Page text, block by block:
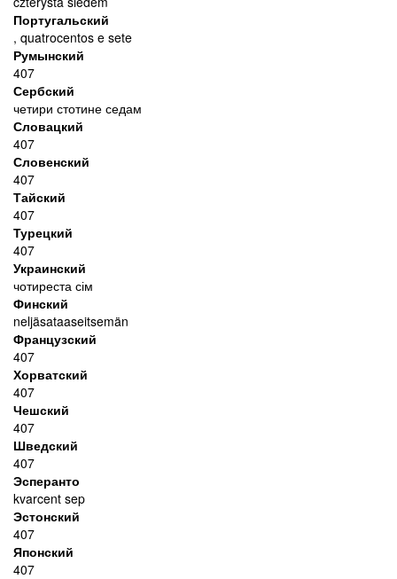
Португальский
, quatrocentos e sete
Румынский
407
Сербский
четири стотине седам
Словацкий
407
Словенский
407
Тайский
407
Турецкий
407
Украинский
чотиреста сім
Финский
neljäsataaseitsemän
Французский
407
Хорватский
407
Чешский
407
Шведский
407
Эсперанто
kvarcent sep
Эстонский
407
Японский
407